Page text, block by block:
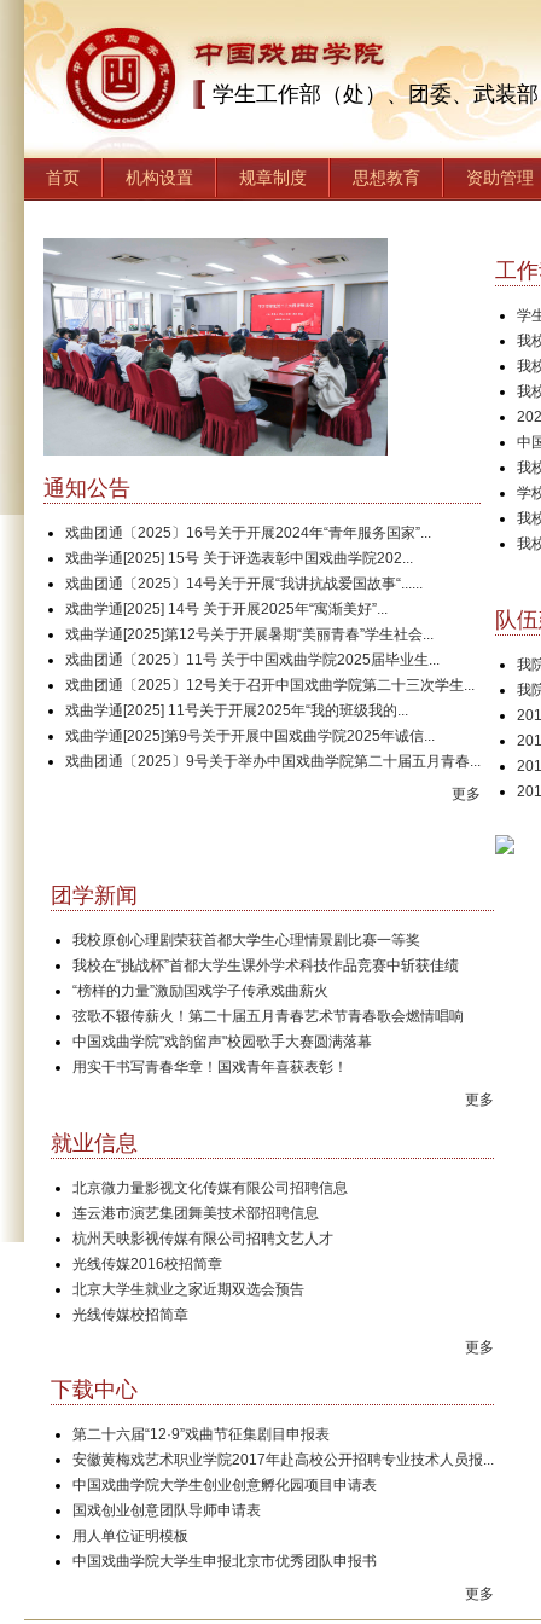
学生工作部（处）、团委、武装部
首页 机构设置 规章制度 思想教育 资助管理
通知公告
戏曲团通〔2025〕16号关于开展2024年“青年服务国家”...
戏曲学通[2025] 15号 关于评选表彰中国戏曲学院202...
戏曲团通〔2025〕14号关于开展“我讲抗战爱国故事“......
戏曲学通[2025] 14号 关于开展2025年“寓渐美好”...
戏曲学通[2025]第12号关于开展暑期“美丽青春”学生社会...
戏曲团通〔2025〕11号 关于中国戏曲学院2025届毕业生...
戏曲团通〔2025〕12号关于召开中国戏曲学院第二十三次学生...
戏曲学通[2025] 11号关于开展2025年“我的班级我的...
戏曲学通[2025]第9号关于开展中国戏曲学院2025年诚信...
戏曲团通〔2025〕9号关于举办中国戏曲学院第二十届五月青春...
更多
工
学
我
我
我
中
我
学
我
我
队
我
我
团学新闻
我校原创心理剧荣获首都大学生心理情景剧比赛一等奖
我校在“挑战杯”首都大学生课外学术科技作品竞赛中斩获佳绩
“榜样的力量”激励国戏学子传承戏曲薪火
弦歌不辍传薪火！第二十届五月青春艺术节青春歌会燃情唱响
中国戏曲学院"戏韵留声"校园歌手大赛圆满落幕
用实干书写青春华章！国戏青年喜获表彰！
更多
就业信息
北京微力量影视文化传媒有限公司招聘信息
连云港市演艺集团舞美技术部招聘信息
杭州天映影视传媒有限公司招聘文艺人才
光线传媒2016校招简章
北京大学生就业之家近期双选会预告
光线传媒校招简章
更多
下载中心
第二十六届“12·9”戏曲节征集剧目申报表
安徽黄梅戏艺术职业学院2017年赴高校公开招聘专业技术人员报...
中国戏曲学院大学生创业创意孵化园项目申请表
国戏创业创意团队导师申请表
用人单位证明模板
中国戏曲学院大学生申报北京市优秀团队申报书
更多